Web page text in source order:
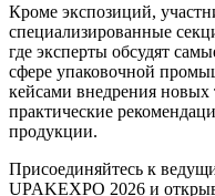
Кроме экспозиций,
специализированные
где эксперты обсудят
сфере упаковочной
кейсами внедрения
практические
продукции.
Присоединяйтесь к
UPAKEXPO 2026 и